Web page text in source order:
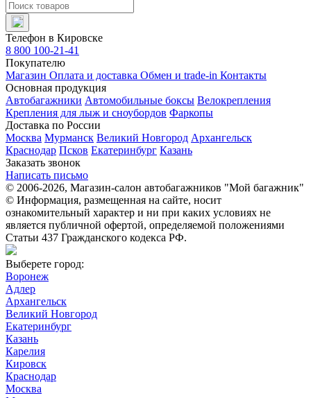
Телефон в Кировске
8 800 100-21-41
Покупателю
Магазин Оплата и доставка Обмен и trade-in Контакты
Основная продукция
Автобагажники Автомобильные боксы Велокрепления
Крепления для лыж и сноубордов Фаркопы
Доставка по России
Москва Мурманск Великий Новгород Архангельск
Краснодар Псков Екатеринбург Казань
Заказать звонок
Написать письмо
© 2006-2026, Магазин-салон автобагажников "Мой багажник"
© Информация, размещенная на сайте, носит
ознакомительный характер и ни при каких условиях не
является публичной офертой, определяемой положениями
Статьи 437 Гражданского кодекса РФ.
Выберете город:
Воронеж
Адлер
Архангельск
Великий Новгород
Екатеринбург
Казань
Карелия
Кировск
Краснодар
Москва